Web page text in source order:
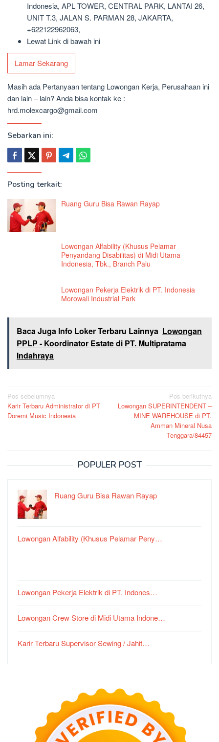
Indonesia, APL TOWER, CENTRAL PARK, LANTAI 26,
UNIT T.3, JALAN S. PARMAN 28, JAKARTA,
+622122962063,
Lewat Link di bawah ini
Lamar Sekarang
Masih ada Pertanyaan tentang Lowongan Kerja, Perusahaan ini
dan lain – lain? Anda bisa kontak ke :
hrd.molexcargo@gmail.com
Sebarkan ini:
Posting terkait:
Ruang Guru Bisa Rawan Rayap
Lowongan Alfability (Khusus Pelamar
Penyandang Disabilitas) di Midi Utama
Indonesia, Tbk., Branch Palu
Lowongan Pekerja Elektrik di PT. Indonesia
Morowali Industrial Park
Baca Juga Info Loker Terbaru Lainnya Lowongan
PPLP - Koordinator Estate di PT. Multipratama
Indahraya
Navigasi
pos
Pos sebelumnya
Karir Terbaru Administrator di PT
Doremi Music Indonesia
Pos berikutnya
Lowongan SUPERINTENDENT –
MINE WAREHOUSE di PT.
Amman Mineral Nusa
Tenggara/84457
POPULER POST
Ruang Guru Bisa Rawan Rayap
Lowongan Alfability (Khusus Pelamar Peny…
Lowongan Pekerja Elektrik di PT. Indones…
Lowongan Crew Store di Midi Utama Indone…
Karir Terbaru Supervisor Sewing / Jahit…